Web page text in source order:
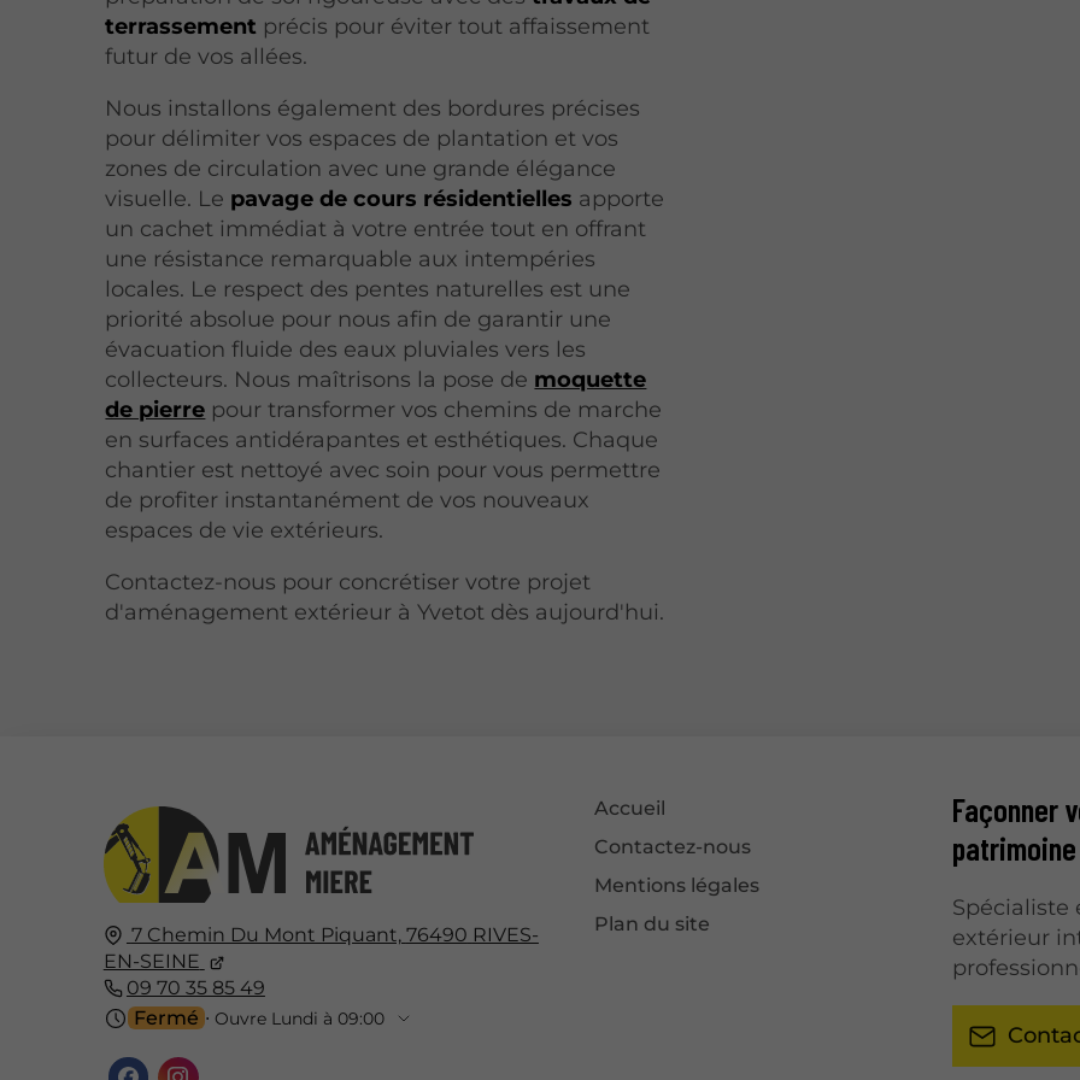
terrassement précis pour éviter tout affaissement
futur de vos allées.
Nous installons également des bordures précises
pour délimiter vos espaces de plantation et vos
zones de circulation avec une grande élégance
visuelle. Le pavage de cours résidentielles apporte
un cachet immédiat à votre entrée tout en offrant
une résistance remarquable aux intempéries
locales. Le respect des pentes naturelles est une
priorité absolue pour nous afin de garantir une
évacuation fluide des eaux pluviales vers les
collecteurs. Nous maîtrisons la pose de moquette
de pierre pour transformer vos chemins de marche
en surfaces antidérapantes et esthétiques. Chaque
chantier est nettoyé avec soin pour vous permettre
de profiter instantanément de vos nouveaux
espaces de vie extérieurs.
Contactez-nous pour concrétiser votre projet
d'aménagement extérieur à Yvetot dès aujourd'hui.
7 Chemin Du Mont Piquant, 76490 RIVES-
EN-SEINE
09 70 35 85 49
Fermé ⋅ Ouvre Lundi à 09:00
Accueil
Contactez-nous
Mentions légales
Plan du site
Façonner
patrimoine
extérieur